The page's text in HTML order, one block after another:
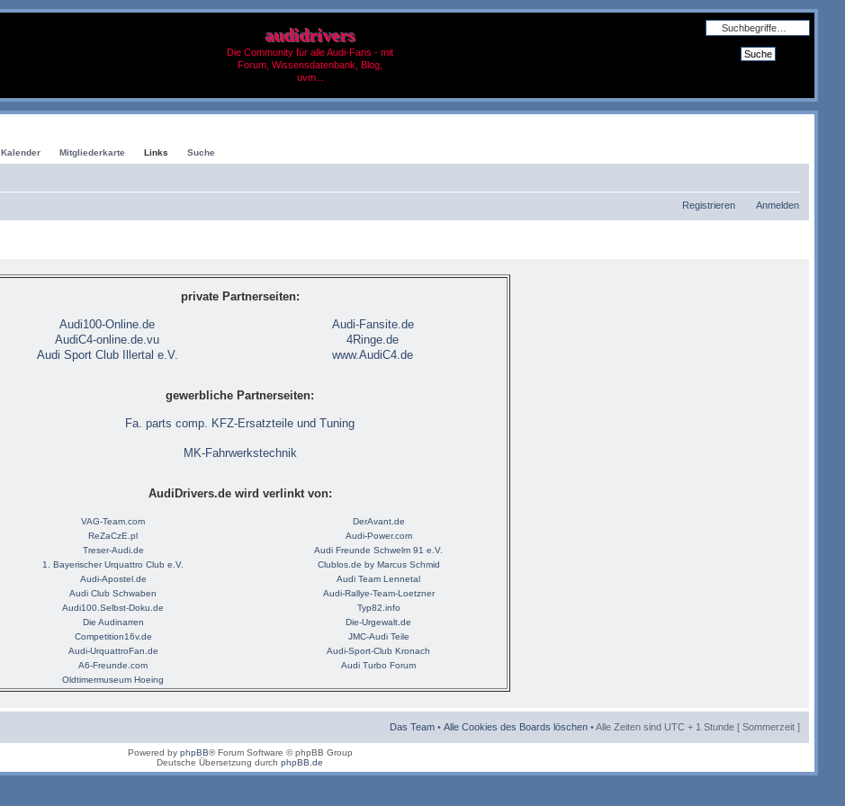
audidrivers
Die Community für alle Audi-Fans - mit
Forum, Wissensdatenbank, Blog,
uvm...
Kalender Mitgliederkarte Links Suche
Registrieren Anmelden
private Partnerseiten:
Audi100-Online.de
Audi-Fansite.de
AudiC4-online.de.vu
4Ringe.de
Audi Sport Club Illertal e.V.
www.AudiC4.de
gewerbliche Partnerseiten:
Fa. parts comp. KFZ-Ersatzteile und Tuning
MK-Fahrwerkstechnik
AudiDrivers.de wird verlinkt von:
VAG-Team.com
DerAvant.de
ReZaCzE.pl
Audi-Power.com
Treser-Audi.de
Audi Freunde Schwelm 91 e.V.
1. Bayerischer Urquattro Club e.V.
Clublos.de by Marcus Schmid
Audi-Apostel.de
Audi Team Lennetal
Audi Club Schwaben
Audi-Rallye-Team-Loetzner
Audi100.Selbst-Doku.de
Typ82.info
Die Audinarren
Die-Urgewalt.de
Competition16v.de
JMC-Audi Teile
Audi-UrquattroFan.de
Audi-Sport-Club Kronach
A6-Freunde.com
Audi Turbo Forum
Oldtimermuseum Hoeing
Das Team • Alle Cookies des Boards löschen • Alle Zeiten sind UTC + 1 Stunde [ Sommerzeit ]
Powered by phpBB® Forum Software © phpBB Group
Deutsche Übersetzung durchphpBB.de